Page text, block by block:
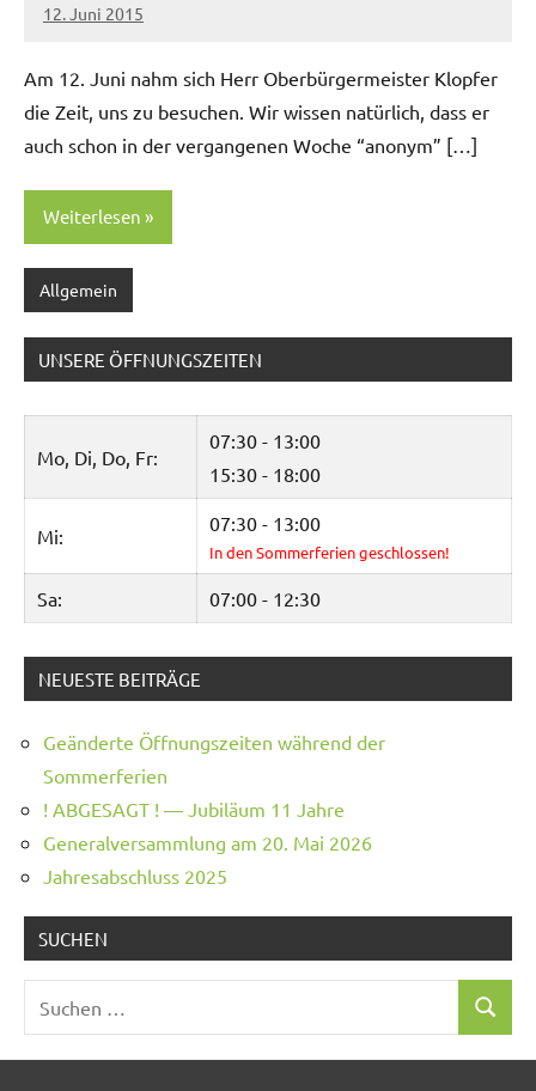
12. Juni 2015
Matthias
Am 12. Juni nahm sich Herr Ober­bürg­er­meis­ter Klopfer
die Zeit, uns zu besuchen. Wir wis­sen natür­lich, dass er
auch schon in der ver­gan­genen Woche “anonym” […]
Weiterlesen
Allgemein
UNSERE ÖFFNUNGSZEITEN
Mo, Di, Do, Fr:
07:30 - 13:00
15:30 - 18:00
Mi:
07:30 - 13:00
In den Sommerferien geschlossen!
Sa: 07:00 - 12:30
NEUESTE BEITRÄGE
Geänderte Öffnungszeiten während der
Sommerferien
! ABGESAGT ! — Jubiläum 11 Jahre
Generalversammlung am 20. Mai 2026
Jahresabschluss 2025
SUCHEN
nach:
Suchen